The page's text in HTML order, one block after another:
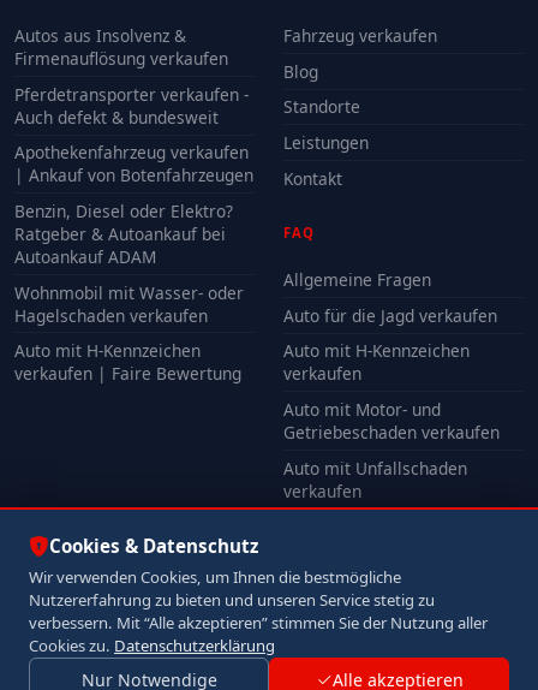
Autos aus Insolvenz &
Firmenauflösung verkaufen
Pferdetransporter verkaufen -
Auch defekt & bundesweit
Apothekenfahrzeug verkaufen
| Ankauf von Botenfahrzeugen
Benzin, Diesel oder Elektro?
Ratgeber & Autoankauf bei
Autoankauf ADAM
Wohnmobil mit Wasser- oder
Hagelschaden verkaufen
Auto mit H-Kennzeichen
verkaufen | Faire Bewertung
Fahrzeug verkaufen
Blog
Standorte
Leistungen
Kontakt
FAQ
Allgemeine Fragen
Auto für die Jagd verkaufen
Auto mit H-Kennzeichen
verkaufen
Auto mit Motor- und
Getriebeschaden verkaufen
Auto mit Unfallschaden
verkaufen
© 2026 Autoankauf ADAM. Alle Rechte vorbehalten.
ImpressumDatenschutz
Cookies & Datenschutz
Wir verwenden Cookies, um Ihnen die bestmögliche
Nutzererfahrung zu bieten und unseren Service stetig zu
verbessern. Mit “Alle akzeptieren” stimmen Sie der Nutzung aller
Cookies zu. Datenschutzerklärung
Nur Notwendige Alle akzeptieren